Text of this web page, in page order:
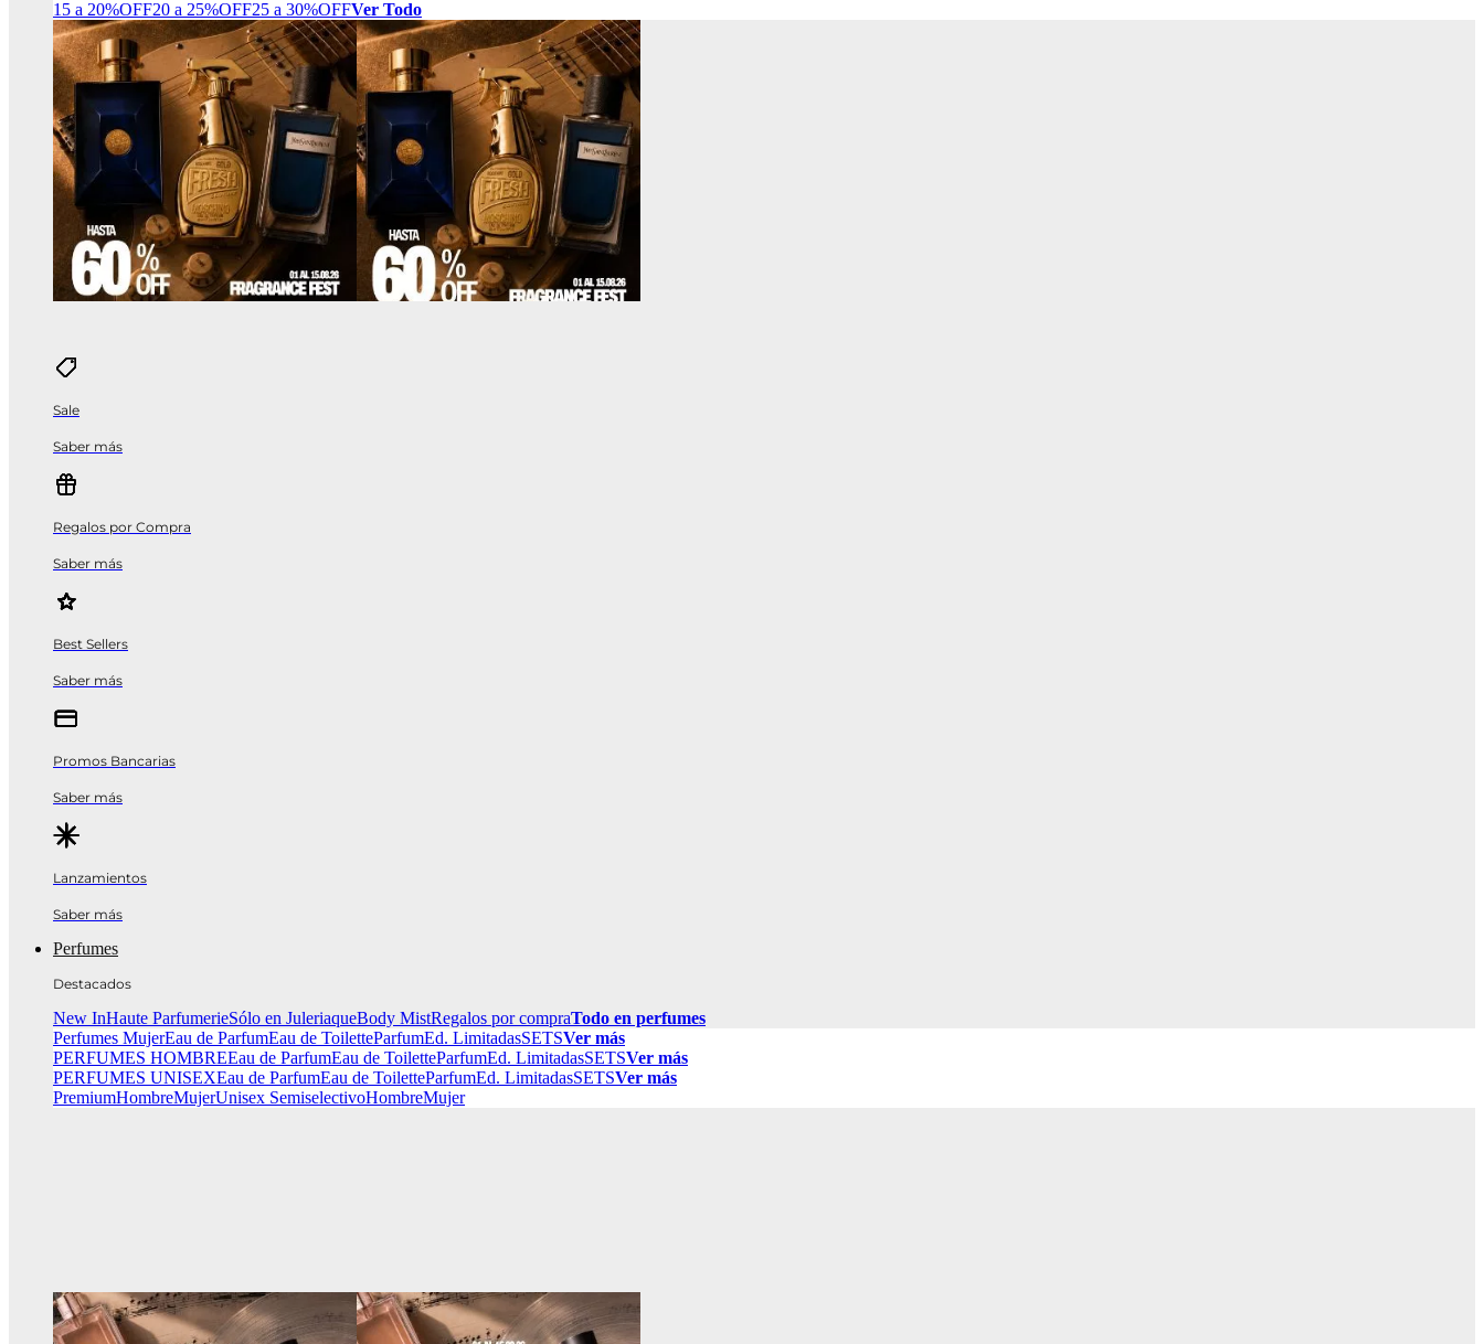
15 a 20%OFF20 a 25%OFF25 a 30%OFFVer Todo
Sale
Saber más
Regalos por Compra
Saber más
Best Sellers
Saber más
Promos Bancarias
Saber más
Lanzamientos
Saber más
Perfumes
Destacados
New InHaute ParfumerieSólo en JuleriaqueBody MistRegalos por compraTodo en perfumes
Perfumes MujerEau de ParfumEau de ToiletteParfumEd. LimitadasSETSVer más
PERFUMES HOMBREEau de ParfumEau de ToiletteParfumEd. LimitadasSETSVer más
PERFUMES UNISEXEau de ParfumEau de ToiletteParfumEd. LimitadasSETSVer más
PremiumHombreMujerUnisex SemiselectivoHombreMujer